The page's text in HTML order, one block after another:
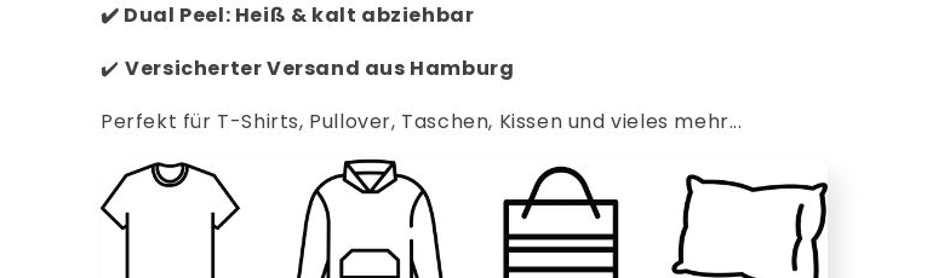
✔️ Dual Peel: Heiß & kalt abziehbar
✔️ Versicherter Versand aus Hamburg
Perfekt für T-Shirts, Pullover, Taschen, Kissen und vieles mehr...